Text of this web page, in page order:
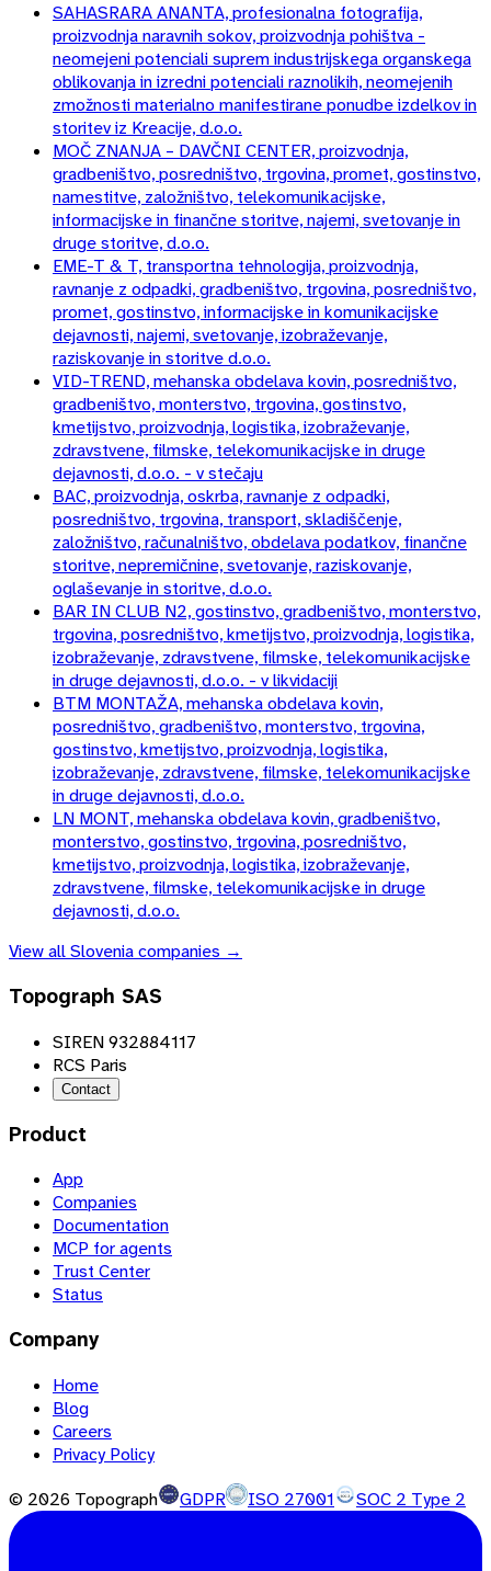
SAHASRARA ANANTA, profesionalna fotografija,
proizvodnja naravnih sokov, proizvodnja pohištva -
neomejeni potenciali suprem industrijskega organskega
oblikovanja in izredni potenciali raznolikih, neomejenih
zmožnosti materialno manifestirane ponudbe izdelkov in
storitev iz Kreacije, d.o.o.
MOČ ZNANJA – DAVČNI CENTER, proizvodnja,
gradbeništvo, posredništvo, trgovina, promet, gostinstvo,
namestitve, založništvo, telekomunikacijske,
informacijske in finančne storitve, najemi, svetovanje in
druge storitve, d.o.o.
EME-T & T, transportna tehnologija, proizvodnja,
ravnanje z odpadki, gradbeništvo, trgovina, posredništvo,
promet, gostinstvo, informacijske in komunikacijske
dejavnosti, najemi, svetovanje, izobraževanje,
raziskovanje in storitve d.o.o.
VID-TREND, mehanska obdelava kovin, posredništvo,
gradbeništvo, monterstvo, trgovina, gostinstvo,
kmetijstvo, proizvodnja, logistika, izobraževanje,
zdravstvene, filmske, telekomunikacijske in druge
dejavnosti, d.o.o. - v stečaju
BAC, proizvodnja, oskrba, ravnanje z odpadki,
posredništvo, trgovina, transport, skladiščenje,
založništvo, računalništvo, obdelava podatkov, finančne
storitve, nepremičnine, svetovanje, raziskovanje,
oglaševanje in storitve, d.o.o.
BAR IN CLUB N2, gostinstvo, gradbeništvo, monterstvo,
trgovina, posredništvo, kmetijstvo, proizvodnja, logistika,
izobraževanje, zdravstvene, filmske, telekomunikacijske
in druge dejavnosti, d.o.o. - v likvidaciji
BTM MONTAŽA, mehanska obdelava kovin,
posredništvo, gradbeništvo, monterstvo, trgovina,
gostinstvo, kmetijstvo, proizvodnja, logistika,
izobraževanje, zdravstvene, filmske, telekomunikacijske
in druge dejavnosti, d.o.o.
LN MONT, mehanska obdelava kovin, gradbeništvo,
monterstvo, gostinstvo, trgovina, posredništvo,
kmetijstvo, proizvodnja, logistika, izobraževanje,
zdravstvene, filmske, telekomunikacijske in druge
dejavnosti, d.o.o.
View allSloveniacompanies →
Topograph SAS
SIREN 932884117
RCS Paris
Contact
Product
App
Companies
Documentation
MCP for agents
Trust Center
Status
Company
Home
Blog
Careers
Privacy Policy
© 2026 Topograph GDPR ISO 27001 SOC 2 Type 2